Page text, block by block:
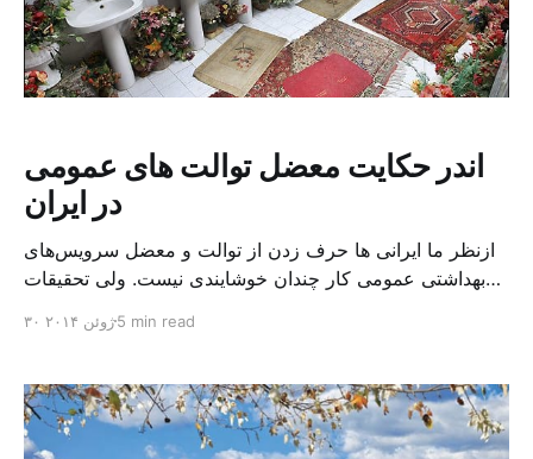
اندر حکایت معضل توالت های عمومی
در ایران
ازنظر ما ایرانی ها حرف زدن از توالت و معضل سرویس‌های
بهداشتی عمومی کار چندان خوشایندی نیست. ولی تحقیقات
سرمایه‌گذاری در این بخش، یک تجارت سودآور، بهداشتی و
به اقتصاد جوامع کمک می‌کند. [&hellip
۳۰ ژوئن ۲۰۱۴5 min read